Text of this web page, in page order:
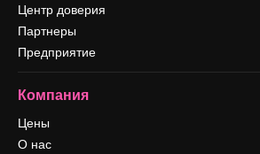
Центр доверия
Партнеры
Предприятие
Компания
Цены
О нас